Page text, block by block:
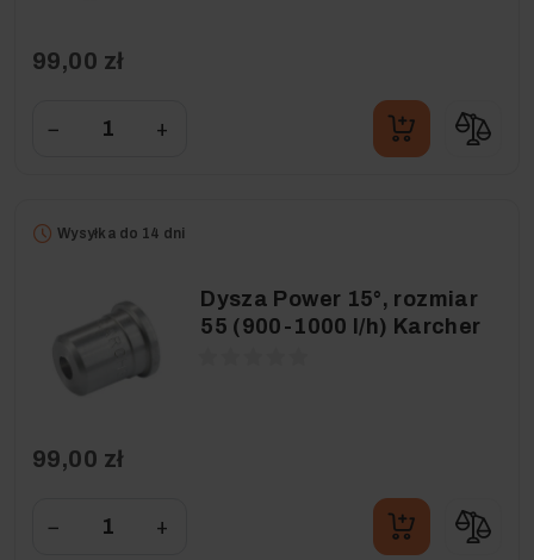
99,00 zł
− +
Wysyłka do 14 dni
Dysza Power 15°, rozmiar
55 (900-1000 l/h) Karcher
99,00 zł
− +